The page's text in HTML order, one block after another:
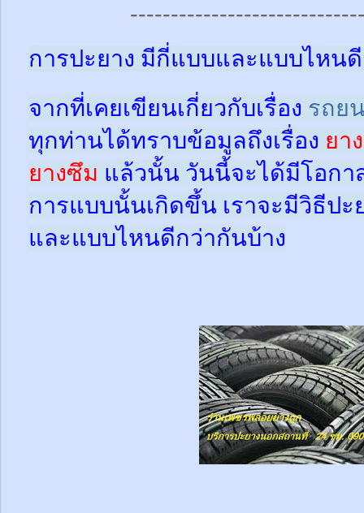
การปะยาง มีกี่แบบและแบบไหน
จากที่เคยเขียนเกี่ยวกับเรื่อง รถย
ทุกท่านได้ทราบข้อมูลถึงเรื่อง ยา
ยางซึม แล้วนั้น วันนี้จะได้มีโอกา
การแบบนั้นเกิดขึ้น เราจะมีวิธีปะ
และแบบไหนดีกว่ากันบ้าง